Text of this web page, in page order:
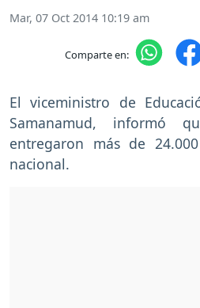
Mar, 07 Oct 2014 10:19 am
Comparte en:
El viceministro de
Samanamud, informó
entregaron más de
nacional.